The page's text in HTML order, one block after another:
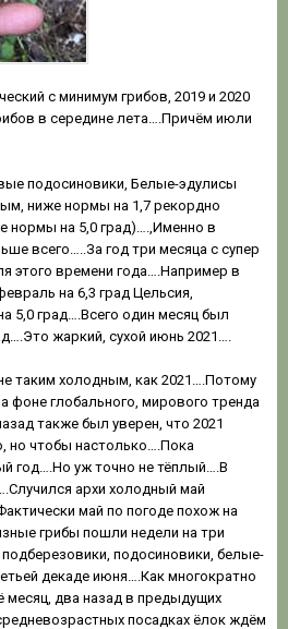
с минимум грибов, 2019 и 2020
в середине лета….Причём июли
подосиновики, Белые-эдулисы
ниже нормы на 1,7 рекордно
нормы на 5,0 град)….,Именно в
всего…..За год три месяца с супер
этого времени года….Например в
на 6,3 град Цельсия,
5,0 град….Всего один месяц был
жаркий, сухой июнь 2021….
таким холодным, как 2021….Потому
фоне глобального, мирового тренда
также был уверен, что 2021
но чтобы настолько….Пока
год….Но уж точно не тёплый….В
архи холодный май
май по погоде похож на
грибы пошли недели на три
подосиновики, белые-
декаде июня….Как многократно
месяц, два назад в предыдущих
посадках ёлок ждём